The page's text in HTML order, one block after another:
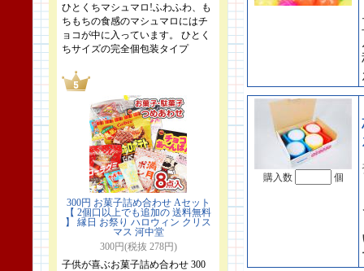
ひとくちマシュマロ!ふわふわ、も
ちもちの食感のマシュマロにはチ
ョコが中に入っています。 ひとく
ちサイズの完全個包装タイプ
300円 お菓子詰め合わせ Aセット
【 2個口以上でも追加の 送料無料
】 縁日 お祭り ハロウィン クリス
マス 河中堂
300円(税抜 278円)
子供が喜ぶお菓子詰め合わせ 300
購入数 個